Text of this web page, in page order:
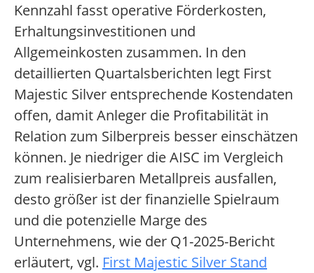
Kennzahl fasst operative Förderkosten,
Erhaltungsinvestitionen und
Allgemeinkosten zusammen. In den
detaillierten Quartalsberichten legt First
Majestic Silver entsprechende Kostendaten
offen, damit Anleger die Profitabilität in
Relation zum Silberpreis besser einschätzen
können. Je niedriger die AISC im Vergleich
zum realisierbaren Metallpreis ausfallen,
desto größer ist der finanzielle Spielraum
und die potenzielle Marge des
Unternehmens, wie der Q1-2025-Bericht
erläutert, vgl. First Majestic Silver Stand